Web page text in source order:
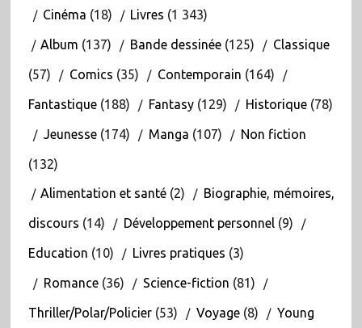
Cinéma (18) Livres (1 343)
Album (137) Bande dessinée(125) Classique
(57) Comics (35) Contemporain (164)
Fantastique(188) Fantasy(129) Historique(78)
Jeunesse(174) Manga (107) Non fiction
(132)
Alimentation et santé(2) Biographie, mémoires,
discours (14) Développement personnel(9)
Education (10) Livres pratiques (3)
Romance(36) Science-fiction (81)
Thriller/Polar/Policier(53) Voyage(8) Young